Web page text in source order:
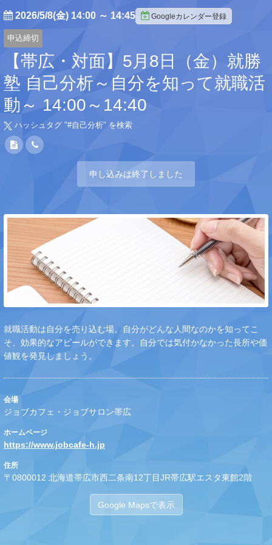
2026/5/8(金) 14:00 ～ 14:45 Googleカレンダー登録
申込締切
【帯広・対面】5月8日（金）就勝
塾 自己分析～自分を知って就職活
動～ 14:00～14:40
ハッシュタグ "#自己分析" を検索
申し込みは終了しました
就職活動は自分を売り込む場。自分がどんな人間なのかを知ってこ
そ、効果的なアピールができます。自分では気付かなかった長所や価
値観を発見しましょう。
会場
ジョブカフェ・ジョブサロン帯広
ホームページ
https://www.jobcafe-h.jp
住所
〒0800012 北海道帯広市西二条南12丁目JR帯広駅エスタ東館2階
Google Mapsで表示